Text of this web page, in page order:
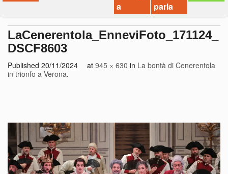
a
parla
LaCenerentola_EnneviFoto_171124_
DSCF8603
Published 20/11/2024 at 945 × 630 in La bontà di Cenerentola
in trionfo a Verona.